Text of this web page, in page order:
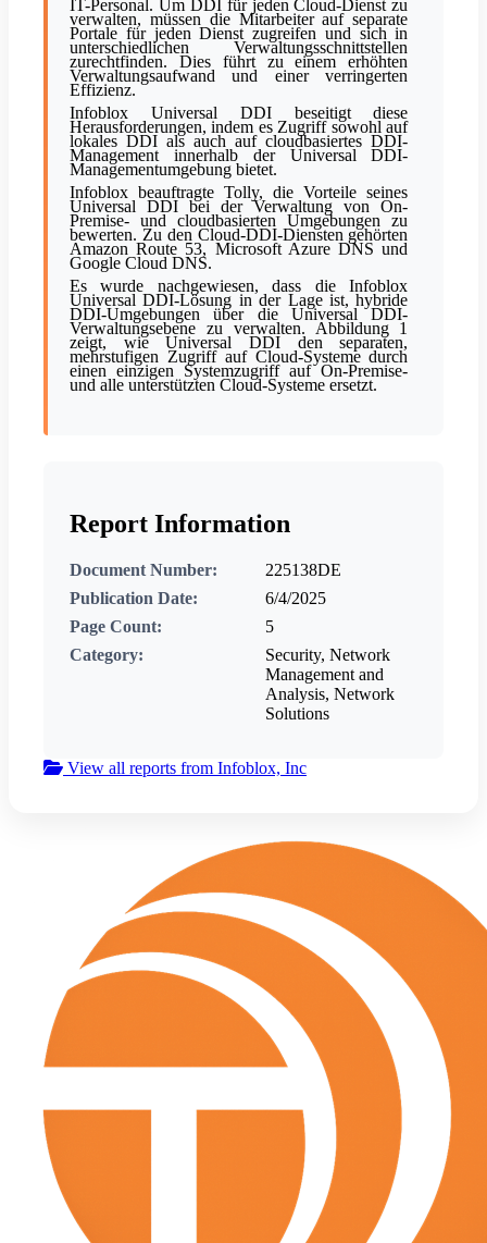
IT-Personal. Um DDI für jeden Cloud-Dienst zu
verwalten, müssen die Mitarbeiter auf separate
Portale für jeden Dienst zugreifen und sich in
unterschiedlichen Verwaltungsschnittstellen
zurechtfinden. Dies führt zu einem erhöhten
Verwaltungsaufwand und einer verringerten
Effizienz.
Infoblox Universal DDI beseitigt diese
Herausforderungen, indem es Zugriff sowohl auf
lokales DDI als auch auf cloudbasiertes DDI-
Management innerhalb der Universal DDI-
Managementumgebung bietet.
Infoblox beauftragte Tolly, die Vorteile seines
Universal DDI bei der Verwaltung von On-
Premise- und cloudbasierten Umgebungen zu
bewerten. Zu den Cloud-DDI-Diensten gehörten
Amazon Route 53, Microsoft Azure DNS und
Google Cloud DNS.
Es wurde nachgewiesen, dass die Infoblox
Universal DDI-Lösung in der Lage ist, hybride
DDI-Umgebungen über die Universal DDI-
Verwaltungsebene zu verwalten. Abbildung 1
zeigt, wie Universal DDI den separaten,
mehrstufigen Zugriff auf Cloud-Systeme durch
einen einzigen Systemzugriff auf On-Premise-
und alle unterstützten Cloud-Systeme ersetzt.
Report Information
Document Number:
225138DE
Publication Date:
6/4/2025
Page Count:
5
Category:
Security, Network
Management and
Analysis, Network
Solutions
View all reports from Infoblox, Inc